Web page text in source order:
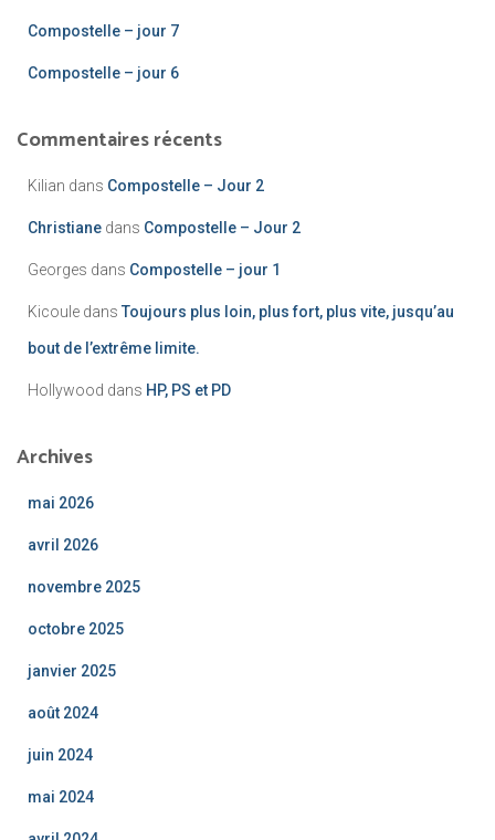
Compostelle – jour 7
Compostelle – jour 6
Commentaires récents
Kilian dans Compostelle – Jour 2
Christiane dans Compostelle – Jour 2
Georges dans Compostelle – jour 1
Kicoule dans Toujours plus loin, plus fort, plus vite, jusqu’au
bout de l’extrême limite.
Hollywood dans HP, PS et PD
Archives
mai 2026
avril 2026
novembre 2025
octobre 2025
janvier 2025
août 2024
juin 2024
mai 2024